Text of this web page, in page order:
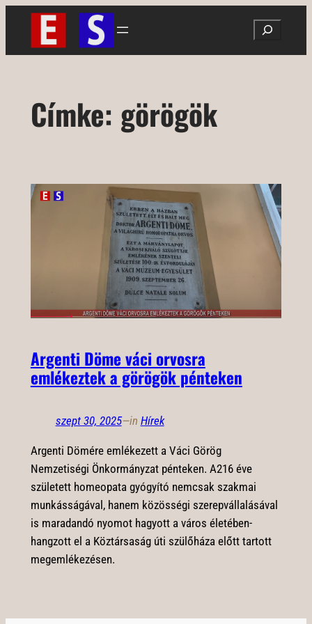
Ugrás
tartalomhoz
Search
Címke: görögök
Argenti Döme váci orvosra
emlékeztek a görögök pénteken
szept 30, 2025—in Hírek
Argenti Dömére emlékezett a Váci Görög
Nemzetiségi Önkormányzat pénteken. A216 éve
született homeopata gyógyító nemcsak szakmai
munkásságával, hanem közösségi szerepvállalásával
is maradandó nyomot hagyott a város életében-
hangzott el a Köztársaság úti szülőháza előtt tartott
megemlékezésen.